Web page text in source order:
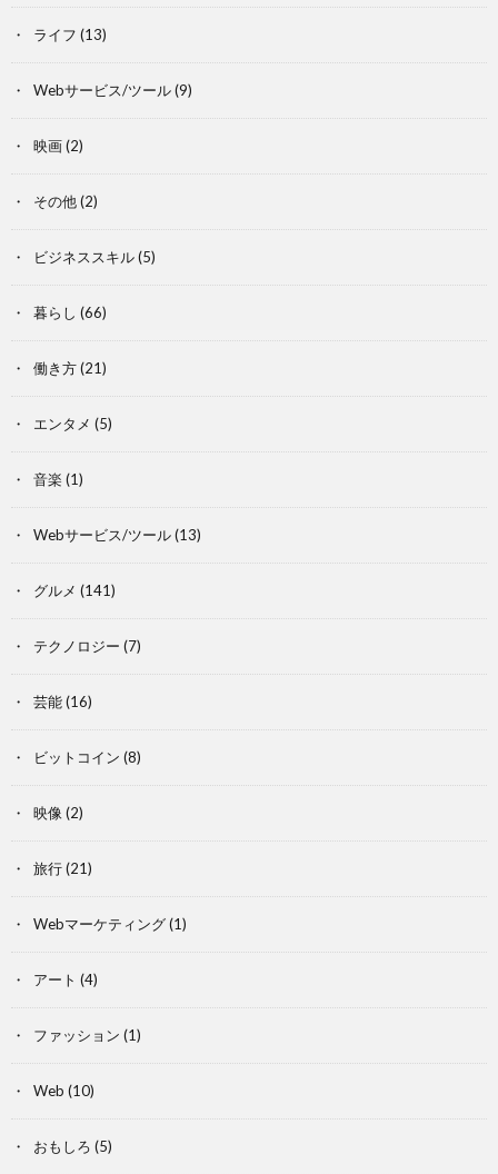
ライフ (13)
Webサービス/ツール(9)
映画(2)
その他(2)
ビジネススキル(5)
暮らし (66)
働き方(21)
エンタメ (5)
音楽 (1)
Webサービス/ツール(13)
グルメ (141)
テクノロジー (7)
芸能(16)
ビットコイン (8)
映像 (2)
旅行(21)
Webマーケティング(1)
アート (4)
ファッション (1)
Web (10)
おもしろ (5)